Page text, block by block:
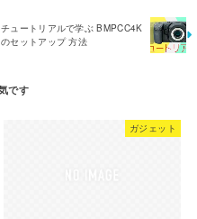
チュートリアルで学ぶ BMPCC4K
のセットアップ 方法
ガジェット